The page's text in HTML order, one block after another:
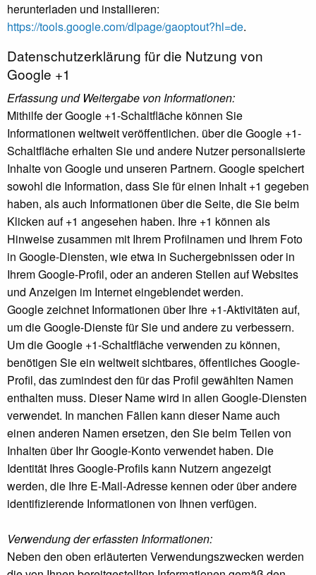
herunterladen und installieren:
https://tools.google.com/dlpage/gaoptout?hl=de.
Datenschutzerklärung für die Nutzung von
Google +1
Erfassung und Weitergabe von Informationen:
Mithilfe der Google +1-Schaltfläche können Sie
Informationen weltweit veröffentlichen. über die Google +1-
Schaltfläche erhalten Sie und andere Nutzer personalisierte
Inhalte von Google und unseren Partnern. Google speichert
sowohl die Information, dass Sie für einen Inhalt +1 gegeben
haben, als auch Informationen über die Seite, die Sie beim
Klicken auf +1 angesehen haben. Ihre +1 können als
Hinweise zusammen mit Ihrem Profilnamen und Ihrem Foto
in Google-Diensten, wie etwa in Suchergebnissen oder in
Ihrem Google-Profil, oder an anderen Stellen auf Websites
und Anzeigen im Internet eingeblendet werden.
Google zeichnet Informationen über Ihre +1-Aktivitäten auf,
um die Google-Dienste für Sie und andere zu verbessern.
Um die Google +1-Schaltfläche verwenden zu können,
benötigen Sie ein weltweit sichtbares, öffentliches Google-
Profil, das zumindest den für das Profil gewählten Namen
enthalten muss. Dieser Name wird in allen Google-Diensten
verwendet. In manchen Fällen kann dieser Name auch
einen anderen Namen ersetzen, den Sie beim Teilen von
Inhalten über Ihr Google-Konto verwendet haben. Die
Identität Ihres Google-Profils kann Nutzern angezeigt
werden, die Ihre E-Mail-Adresse kennen oder über andere
identifizierende Informationen von Ihnen verfügen.
Verwendung der erfassten Informationen:
Neben den oben erläuterten Verwendungszwecken werden